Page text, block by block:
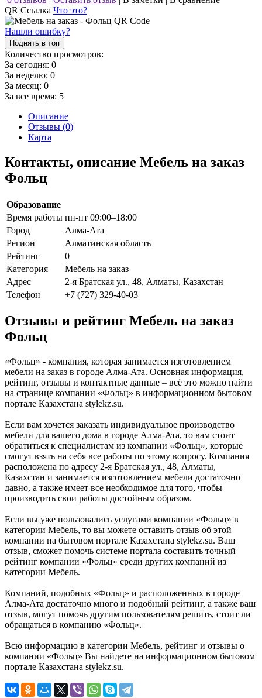
QR Ссылка Что это?
Нашли ошибку?
Поднять в топ
Количество просмотров:
За сегодня: 0
За неделю: 0
За месяц: 0
За все время: 5
Описание
Отзывы (0)
Карта
Контакты, описание Мебель на заказ
Фольц
Образование
Время работы пн-пт 09:00–18:00
Город
Алма-Ата
Регион
Алматинская область
Рейтинг
0
Категория
Мебель на заказ
Адрес
2-я Братская ул., 48, Алматы, Казахстан
Телефон
+7 (727) 329-40-03
Отзывы и рейтинг Мебель на заказ
Фольц
«Фольц» - компания, которая занимается изготовлением
мебели на заказ в городе Алма-Ата. Основная информация,
рейтинг, отзывы и контактные данные – всё это можно найти
на странице компании «Фольц» в информационном бытовом
портале Казахстана stylekz.su.
Если вам хочется заказать индивидуальное производство
мебели для вашего дома в городе Алма-Ата, то вам стоит
обратиться к специалистам из компании «Фольц», которые
смогут взять на себя все работы по этому вопросу. Компания
расположена по адресу 2-я Братская ул., 48, Алматы,
Казахстан и занимается изготовлением мебели достаточно
давно, а также имеет все необходимое для того, чтобы
производить свои работы достойным образом.
Если вы уже пользовались услугами компании «Фольц» в
категории Мебель, то вы можете оставить отзыв об этой
компании на бытовом портале Казахстана stylekz.su. Ваш
отзыв, сможет помочь системе портала составить точный
рейтинг компании «Фольц» среди других компаний из
категории Мебель.
Компаний, подобных «Фольц» и расположенных в городе
Алма-Ата достаточно много и подобный рейтинг, а также ваш
отзыв, могут помочь другим пользователям решить, стоит ли
обращаться в компанию «Фольц».
Всю информацию в категории Мебель, рейтинг и отзывы о
компании «Фольц» Вы найдете на информационном бытовом
портале Казахстана stylekz.su.